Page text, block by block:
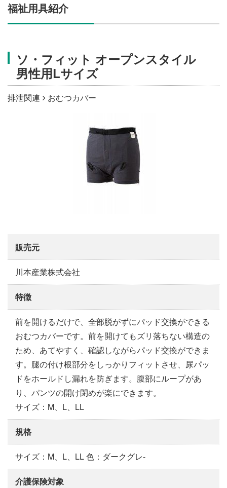
施設・料金
アクセス
福祉用具紹介
ソ・フィット オープンスタイル
男性用Lサイズ
排泄関連 おむつカバー
販売元
川本産業株式会社
特徴
前を開けるだけで、全部脱がずにパッド交換ができる
おむつカバーです。前を開けてもズリ落ちない構造の
ため、あてやすく、確認しながらパッド交換ができま
す。腿の付け根部分をしっかりフィットさせ、尿パッ
ドをホールドし漏れを防ぎます。腹部にループがあ
り、パンツの開け閉めが楽にできます。
サイズ：M、L、LL
規格
サイズ：M、L、LL 色：ダークグレ-
介護保険対象